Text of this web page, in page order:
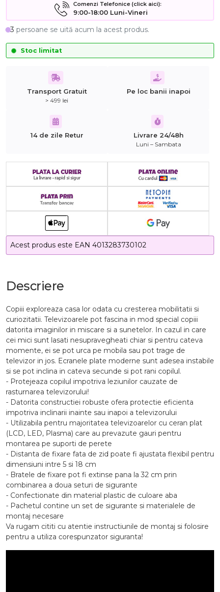
Comenzi Telefonice (click aici):
9:00-18:00 Luni-Vineri
3 persoane se uită acum la acest produs.
Stoc limitat
Transport Gratuit
> 499 lei
Pe loc banii inapoi
14 de zile Retur Livrare 24/48h
Luni – Sambata
Acest produs este EAN 4013283730102
Descriere
Copiii exploreaza casa lor odata cu cresterea mobilitatii si
curiozitatii. Televizoarele pot fascina in mod special copiii
datorita imaginilor in miscare si a sunetelor. In cazul in care
cei mici sunt lasati nesupravegheati chiar si pentru cateva
momente, ei se pot urca pe mobila sau pot trage de
televizor in jos. Ecranele plate moderne sunt adesea instabile
si se pot inclina in cateva secunde si pot rani copilul.
- Protejeaza copilul impotriva leziunilor cauzate de
rasturnarea televizorului!
- Datorita constructiei robuste ofera protectie eficienta
impotriva inclinarii inainte sau inapoi a televizorului
- Utilizabila pentru majoritatea televizoarelor cu ceran plat
(LCD, LED, Plasma) care au prevazute gauri pentru
montarea pe suporti de perete
- Distanta de fixare fata de zid poate fi ajustata flexibil pentru
dimensiuni intre 5 si 18 cm
- Bratele de fixare pot fi extinse pana la 32 cm prin
combinarea a doua seturi de sigurante
- Confectionate din material plastic de culoare aba
- Pachetul contine un set de sigurante si materialele de
montaj necesare
Va rugam cititi cu atentie instructiunile de montaj si folosire
pentru a utiliza corespunzator siguranta!